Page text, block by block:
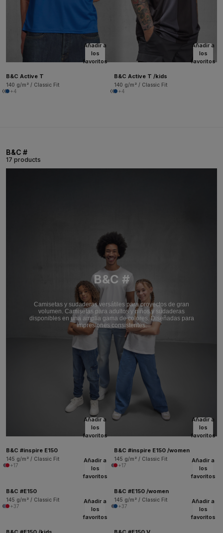
Añadir a
los
favoritos
B&C Active T
140 g/m² / Classic Fit
+4
Añadir a
los
favoritos
B&C Active T /kids
140 g/m² / Classic Fit
+4
B&C #
17 products
B&C #
Camisetas y sudaderas versátiles para proyectos de gran
volumen. Camisetas para adultos y niños y sudaderas
disponibles en una amplia gama de colores. Diseñadas para
impresiones consistentes.
Añadir a
los
favoritos
B&C #inspire E150
145 g/m² / Classic Fit
+17
Añadir a
los
favoritos
B&C #inspire E150 /women
145 g/m² / Classic Fit
+17
Añadir a
los
favoritos
B&C #E150
145 g/m² / Classic Fit
+37
Añadir a
los
favoritos
B&C #E150 /women
145 g/m² / Classic Fit
+37
Añadir a
los
favoritos
Añadir a
los
favoritos